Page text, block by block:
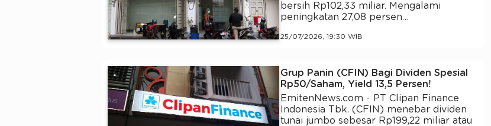
bersih Rp102,33 miliar. Mengalami
peningkatan 27,08 persen…
25/07/2026, 19:30 WIB
Grup Panin (CFIN) Bagi Dividen Spesial
Rp50/Saham, Yield 13,5 Persen!
EmitenNews.com - PT Clipan Finance
Indonesia Tbk. (CFIN) menebar dividen
tunai jumbo sebesar Rp199,22 miliar atau